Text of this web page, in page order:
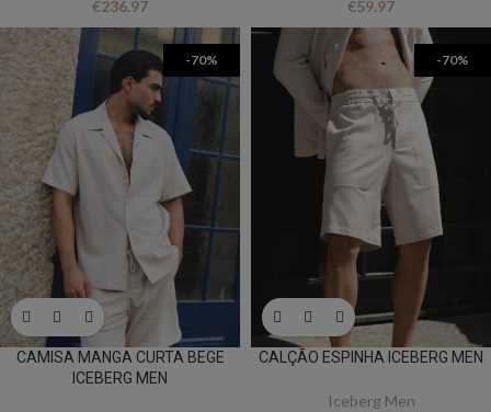
€236.97 €59.97
-70%
CAMISA MANGA CURTA BEGE
ICEBERG MEN
-70%
CALÇÃO ESPINHA ICEBERG MEN
Iceberg Men